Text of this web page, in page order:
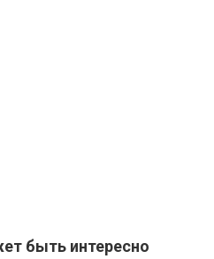
быть интересно